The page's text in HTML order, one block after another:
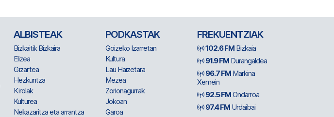
ALBISTEAK
Bizkaitik Bizkaira
Elizea
Gizartea
Hezkuntza
Kirolak
Kulturea
Nekazaritza eta arrantza
PODKASTAK
Goizeko Izarretan
Kultura
Lau Haizetara
Mezea
Zorionagurrak
Jokoan
Garoa
FREKUENTZIAK
102.6 FM Bizkaia
91.9 FM Durangaldea
96.7 FM Markina
Xemein
92.5 FMOndarroa
97.4 FM Urdaibai